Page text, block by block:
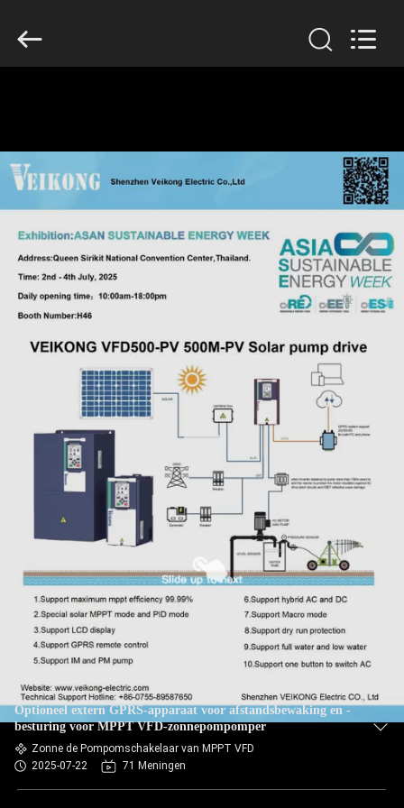
PRODUCTEN
ONGEVEER
ONS
FABRIEKSREIS
KWALITEITSCONTROLE
CONTACTEER
ONS
NIEUWS
VERZOEK
OM EEN
CITAAT
SITEMAP
PRIVACYBELEID
Ltd..
Rights
Optioneel extern GPRS-apparaat voor afstandsbewaking en -
besturing voor MPPT VFD-zonnepompomper
Zonne de Pompomschakelaar van MPPT VFD
2025-07-22
71 Meningen